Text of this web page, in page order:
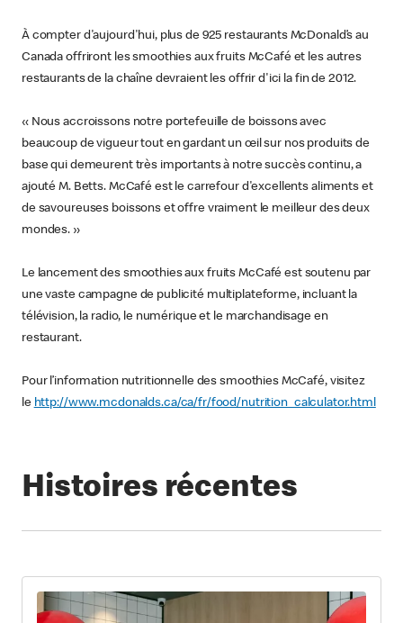
À compter d'aujourd'hui, plus de 925 restaurants McDonald’s au
Canada offriront les smoothies aux fruits McCafé et les autres
restaurants de la chaîne devraient les offrir d'ici la fin de 2012.
« Nous accroissons notre portefeuille de boissons avec
beaucoup de vigueur tout en gardant un œil sur nos produits de
base qui demeurent très importants à notre succès continu, a
ajouté M. Betts. McCafé est le carrefour d'excellents aliments et
de savoureuses boissons et offre vraiment le meilleur des deux
mondes. »
Le lancement des smoothies aux fruits McCafé est soutenu par
une vaste campagne de publicité multiplateforme, incluant la
télévision, la radio, le numérique et le marchandisage en
restaurant.
Pour l’information nutritionnelle des smoothies McCafé, visitez
le http://www.mcdonalds.ca/ca/fr/food/nutrition_calculator.html
Histoires récentes